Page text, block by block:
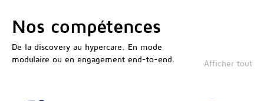
Nos compétences
De la discovery au hypercare. En mode
modulaire ou en engagement end-to-end.
Afficher tout